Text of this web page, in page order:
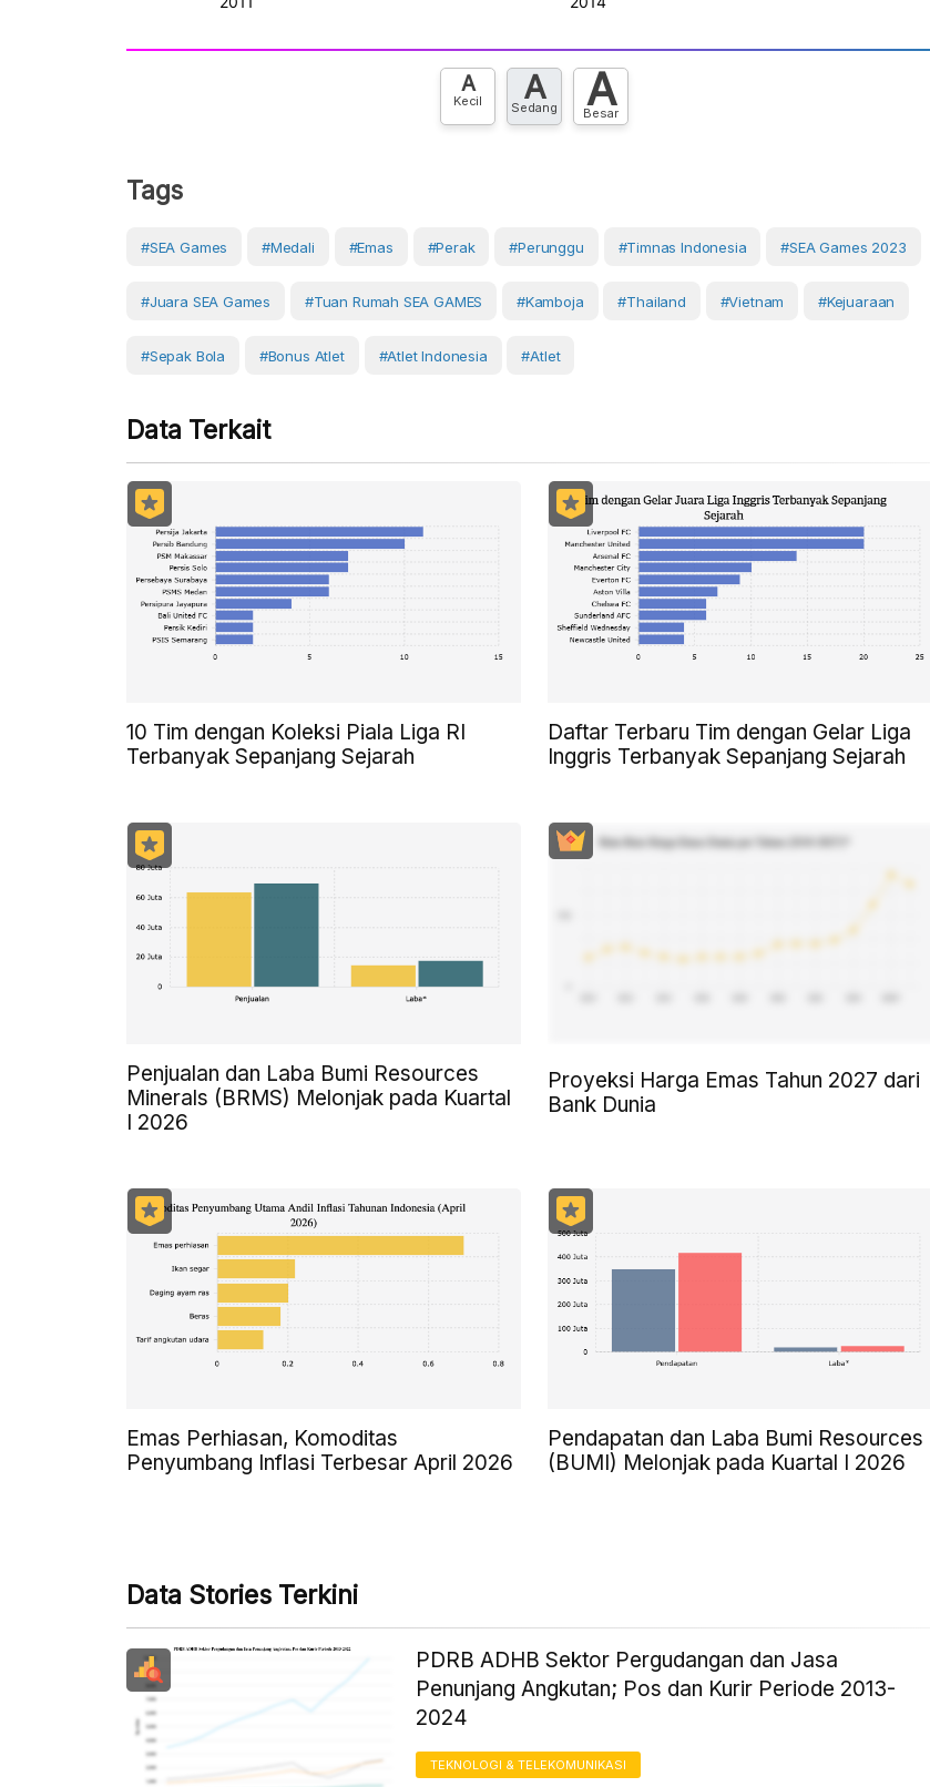
A
Kecil A
Sedang A
Besar
Tags
#SEA Games #Medali #Emas #Perak #perunggu #Timnas Indonesia #SEA Games 2023
#juara SEA Games #tuan Rumah SEA GAMES #Kamboja #Thailand #Vietnam #Kejuaraan
#Sepak Bola #bonus Atlet #atlet Indonesia #atlet
Data Terkait
10 Tim dengan Koleksi Piala Liga RI
Terbanyak Sepanjang Sejarah
Daftar Terbaru Tim dengan Gelar Liga
Inggris Terbanyak Sepanjang Sejarah
Penjualan dan Laba Bumi Resources
Minerals (BRMS) Melonjak pada Kuartal
I 2026
Proyeksi Harga Emas Tahun 2027 dari
Bank Dunia
Emas Perhiasan, Komoditas
Penyumbang Inflasi Terbesar April 2026
Pendapatan dan Laba Bumi Resources
(BUMI) Melonjak pada Kuartal I 2026
Data Stories Terkini
PDRB ADHB Sektor Pergudangan dan Jasa
Penunjang Angkutan; Pos dan Kurir Periode 2013-
2024
TEKNOLOGI & TELEKOMUNIKASI